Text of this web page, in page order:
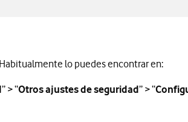
lo puedes encontrar en:
” > “Otros ajustes de seguridad” > “